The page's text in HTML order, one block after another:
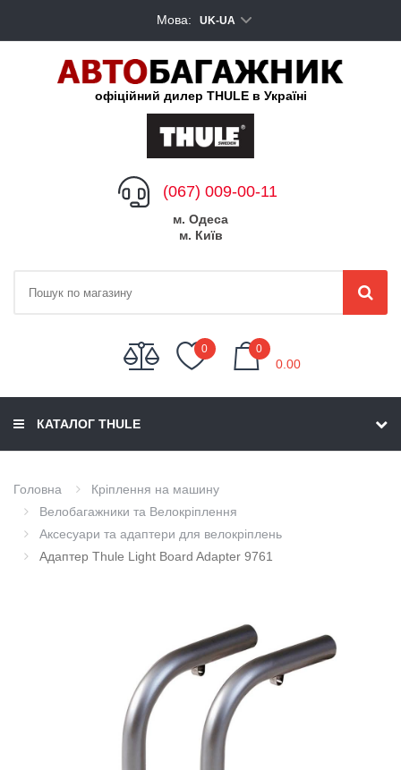
Мова: UK-UA
офіційний дилер THULE в Україні
(067) 009-00-11
м. Одеса
м. Київ
0 0
0.00
КАТАЛОГ THULE
Головна
Кріплення на машину
Велобагажники та Велокріплення
Аксесуари та адаптери для велокріплень
Адаптер Thule Light Board Adapter 9761